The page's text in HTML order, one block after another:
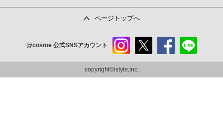
ページトップへ
@cosme 公式SNSアカウント
ram
copyright©istyle,inc.